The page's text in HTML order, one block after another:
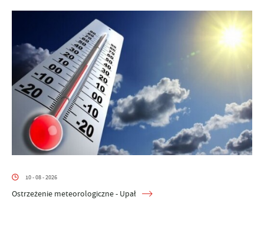
10 - 08 - 2026
Ostrzeżenie meteorologiczne - Upał